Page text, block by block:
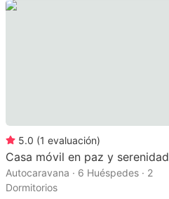
5.0 (1 evaluación)
Casa móvil en paz y serenidad
Autocaravana · 6 Huéspedes · 2
Dormitorios